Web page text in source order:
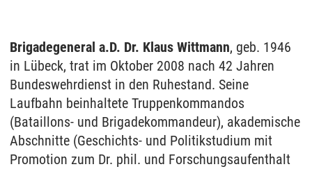
Brigadegeneral a.D. Dr. Klaus Wittmann, geb. 1946
in Lübeck, trat im Oktober 2008 nach 42 Jahren
Bundeswehrdienst in den Ruhestand. Seine
Laufbahn beinhaltete Truppenkommandos
(Bataillons- und Brigadekommandeur), akademische
Abschnitte (Geschichts- und Politikstudium mit
Promotion zum Dr. phil. und Forschungsaufenthalt